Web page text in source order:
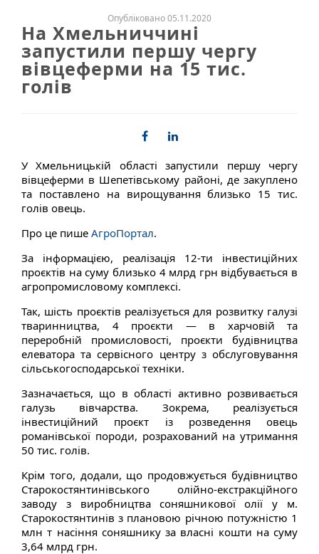
Опубліковано 05.11.2020
На Хмельниччині
запустили першу чергу
вівцеферми на 15 тис.
голів
У Хмельницькій області запустили першу чергу
вівцеферми в Шепетівському районі, де закуплено
та поставлено на вирощування близько 15 тис.
голів овець.
Про це пише АгроПортал.
За інформацією, реалізація 12-ти інвестиційних
проєктів на суму близько 4 млрд грн відбувається в
агропромисловому комплексі.
Так, шість проєктів реалізується для розвитку галузі
тваринництва, 4 проєкти — в харчовій та
переробній промисловості, проєкти будівництва
елеватора та сервісного центру з обслуговування
сільськогосподарської техніки.
Зазначається, що в області активно розвивається
галузь вівчарства. Зокрема, реалізується
інвестиційний проєкт із розведення овець
романівської породи, розрахований на утримання
50 тис. голів.
Крім того, додали, що продовжується будівництво
Старокостянтинівського олійно-екстракційного
заводу з виробництва соняшникової олії у м.
Старокостянтинів з плановою річною потужністю 1
млн т насіння соняшнику за власні кошти на суму
3,64 млрд грн.